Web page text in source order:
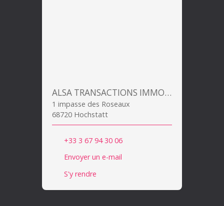
ALSA TRANSACTIONS IMMOBILIERES
1 impasse des Roseaux
68720 Hochstatt
+33 3 67 94 30 06
Envoyer un e-mail
S'y rendre